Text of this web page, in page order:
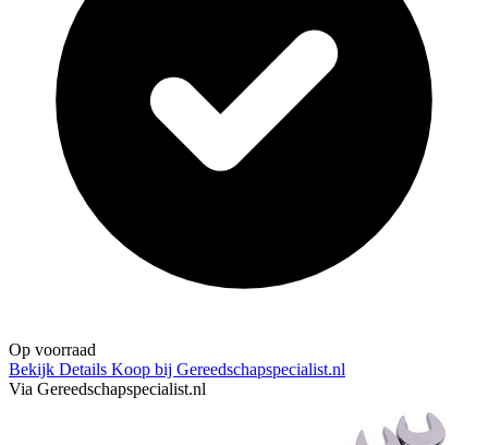
Op voorraad
Bekijk Details Koop bij Gereedschapspecialist.nl
Via Gereedschapspecialist.nl